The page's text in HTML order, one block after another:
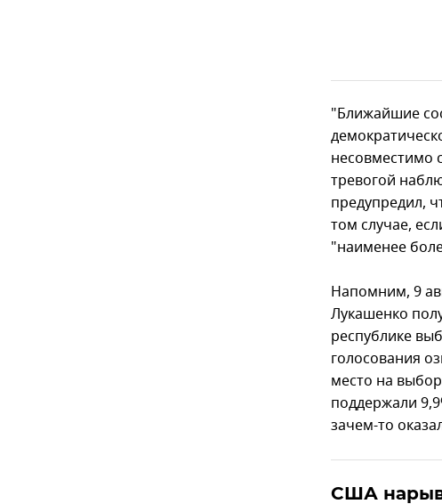
"Ближайшие
несовместимо
тревогой
предупредил,
том случае,
"наименее
Напомним, 9
Лукашенко
республике
голосования
место на
поддержали
зачем-то
США